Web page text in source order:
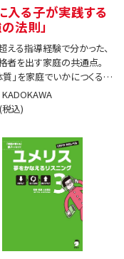
入る子が実践する
法則」
える指導経験で分かった、
者を出す家庭の共通点。
質」を家庭でいかにつくる
込)